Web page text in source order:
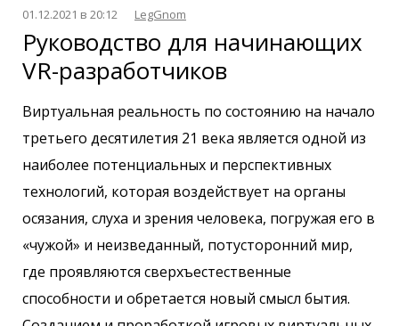
01.12.2021 в 20:12 LegGnom
Руководство для начинающих
VR-разработчиков
Виртуальная реальность по состоянию на начало
третьего десятилетия 21 века является одной из
наиболее потенциальных и перспективных
технологий, которая воздействует на органы
осязания, слуха и зрения человека, погружая его в
«чужой» и неизведанный, потусторонний мир,
где проявляются сверхъестественные
способности и обретается новый смысл бытия.